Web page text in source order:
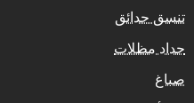
تنسق حدائق
حداد مظلات
صباغ